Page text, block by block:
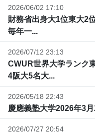
2026/06/02 17:10
財務省出身大1位東大2
毎年一...
2026/07/12 23:13
CWUR世界大学ランク
4阪大5名大...
2026/05/18 22:43
慶應義塾大学2026年3
2026/07/27 20:54